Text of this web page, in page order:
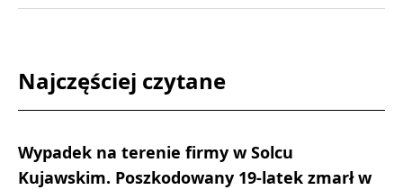
Najczęściej czytane
Wypadek na terenie firmy w Solcu
Kujawskim. Poszkodowany 19-latek zmarł w